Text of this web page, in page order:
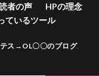
者の声
HPの理念
ているツール
ス→OL〇〇のブログ.